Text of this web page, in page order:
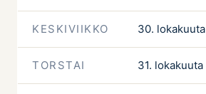
KESKIVIIKKO 30. lokakuuta
TORSTAI 31. lokakuuta